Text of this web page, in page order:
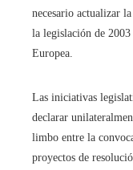
necesario actualizar
la legislación de
Europea.
Las iniciativas
declarar
limbo entre la
proyectos de